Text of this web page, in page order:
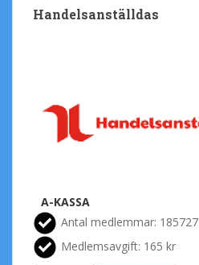
Handelsanställdas
A-KASSA
Antal medlemmar: 185727
Medlemsavgift: 165 kr